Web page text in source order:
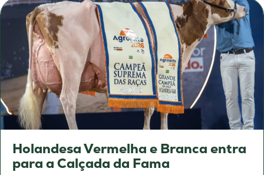
Holandesa Vermelha e Branca entra
para a Calçada da Fama